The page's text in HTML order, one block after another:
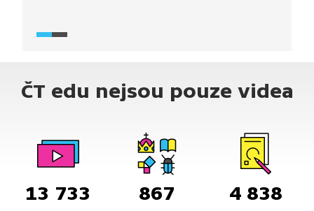
a nepřímou vzpomínku pamětnice na jednání
ČT edu nejsou pouze videa
13 733 867 4 838